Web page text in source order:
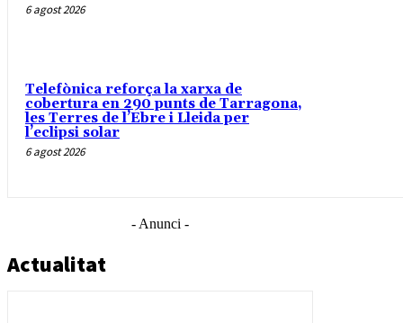
6 agost 2026
Telefònica reforça la xarxa de
cobertura en 290 punts de Tarragona,
les Terres de l’Ebre i Lleida per
l’eclipsi solar
6 agost 2026
- Anunci -
Actualitat